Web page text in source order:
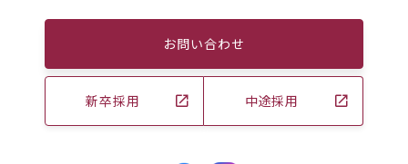
お問い合わせ
新卒採用 中途採用